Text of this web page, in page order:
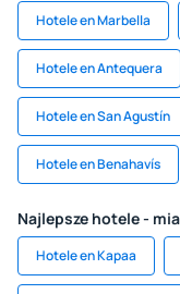
Hotele en Marbella
Hotele en Antequera
Hotele en San Agustín
Hotele en Benahavís
Najlepsze hotele -
Hotele en Kapaa